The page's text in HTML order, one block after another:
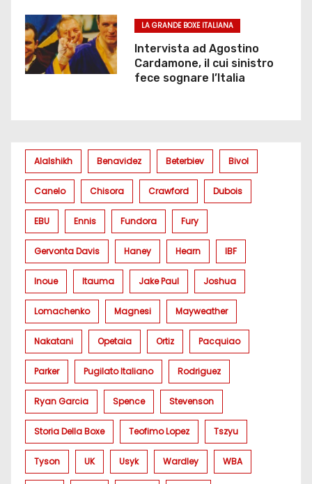
LA GRANDE BOXE ITALIANA
Intervista ad Agostino
Cardamone, il cui sinistro
fece sognare l’Italia
Alalshikh Benavidez Beterbiev Bivol
Canelo Chisora Crawford Dubois
EBU Ennis Fundora Fury
Gervonta Davis Haney Hearn IBF
Inoue Itauma Jake Paul Joshua
Lomachenko Magnesi Mayweather
Nakatani Opetaia Ortiz Pacquiao
Parker Pugilato Italiano Rodriguez
Ryan Garcia Spence Stevenson
Storia Della Boxe Teofimo Lopez Tszyu
Tyson UK Usyk Wardley WBA